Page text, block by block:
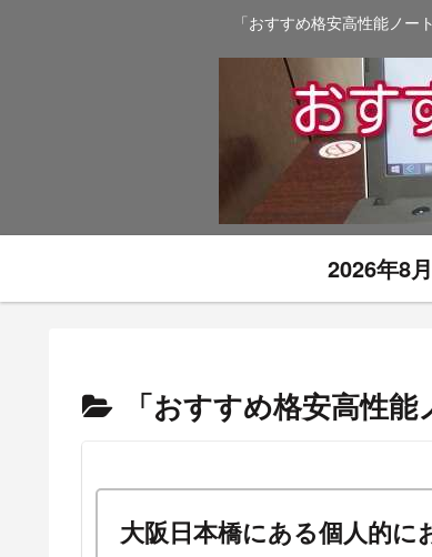
「おすすめ格安高性能ノ
2026年8
「おすすめ格安高性
大阪日本橋にある個人的に